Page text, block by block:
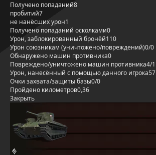
Получено попаданий8
пробитий7
не нанёсших урон1
Получено попаданий осколками0
Урон, заблокированный бронёй110
Урон союзникам (уничтожено/повреждений)0/0
Обнаружено машин противника0
Повреждено/уничтожено машин противника4/1
Урон, нанесённый с помощью данного игрока57
Очки захвата/защиты базы0/0
Пройдено километров0,36
Закрыть